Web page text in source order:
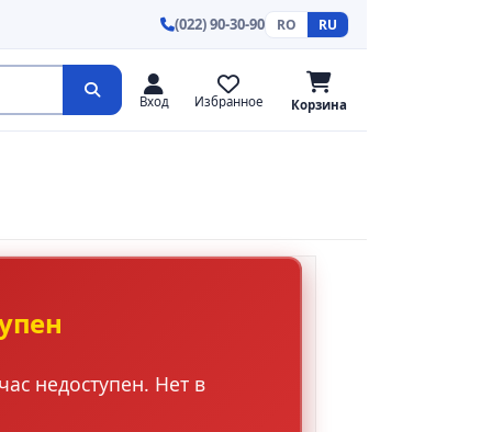
(022) 90-30-90 RO RU
Вход Избранное Корзина
недоступен. Нет в